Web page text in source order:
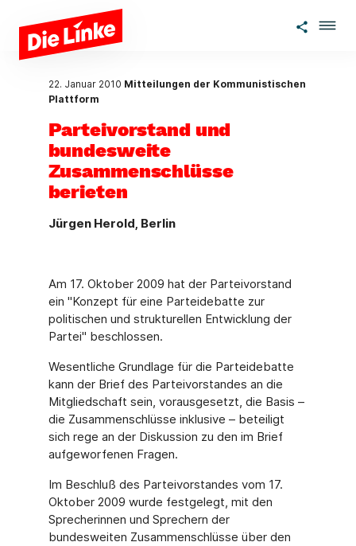
Zum Hauptinhalt springen
22. Januar 2010 Mitteilungen der Kommunistischen
Plattform
Parteivorstand und
bundesweite
Zusammenschlüsse
berieten
Jürgen Herold, Berlin
Am 17. Oktober 2009 hat der Parteivorstand
ein "Konzept für eine Parteidebatte zur
politischen und strukturellen Entwicklung der
Partei" beschlossen.
Wesentliche Grundlage für die Parteidebatte
kann der Brief des Parteivorstandes an die
Mitgliedschaft sein, vorausgesetzt, die Basis –
die Zusammenschlüsse inklusive – beteiligt
sich rege an der Diskussion zu den im Brief
aufgeworfenen Fragen.
Im Beschluß des Parteivorstandes vom 17.
Oktober 2009 wurde festgelegt, mit den
Sprecherinnen und Sprechern der
bundesweiten Zusammenschlüsse über den